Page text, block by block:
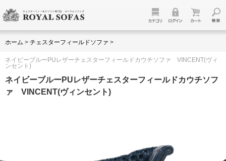
ホーム > チェスターフィールドソファ >
ネイビーブルーPUレザーチェスターフィールドカウチソファ VINCENT(ヴィ
ンセント)
ネイビーブルーPUレザーチェスターフィールドカウチソフ
ァ VINCENT(ヴィンセント)